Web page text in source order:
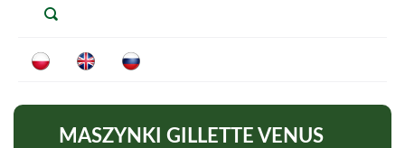
MASZYNKI GILLETTE VENUS